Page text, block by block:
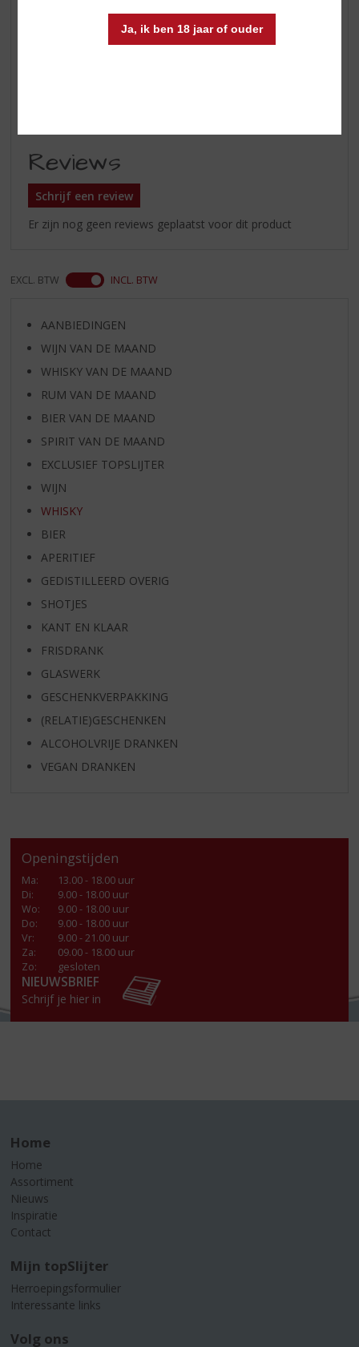
Ja, ik ben 18 jaar of ouder
middellange, duurzame afdronk
Reviews
Schrijf een review
Er zijn nog geen reviews geplaatst voor dit product
EXCL. BTW INCL. BTW
AANBIEDINGEN
WIJN VAN DE MAAND
WHISKY VAN DE MAAND
RUM VAN DE MAAND
BIER VAN DE MAAND
SPIRIT VAN DE MAAND
EXCLUSIEF TOPSLIJTER
WIJN
WHISKY
BIER
APERITIEF
GEDISTILLEERD OVERIG
SHOTJES
KANT EN KLAAR
FRISDRANK
GLASWERK
GESCHENKVERPAKKING
(RELATIE)GESCHENKEN
ALCOHOLVRIJE DRANKEN
VEGAN DRANKEN
Openingstijden
Ma:
13.00 - 18.00 uur
Di:
9.00 - 18.00 uur
Wo:
9.00 - 18.00 uur
Do:
9.00 - 18.00 uur
Vr:
9.00 - 21.00 uur
Za:
09.00 - 18.00 uur
Zo:
gesloten
NIEUWSBRIEF
Schrijf je hier in
Home
Home
Assortiment
Nieuws
Inspiratie
Contact
Mijn topSlijter
Herroepingsformulier
Interessante links
Volg ons